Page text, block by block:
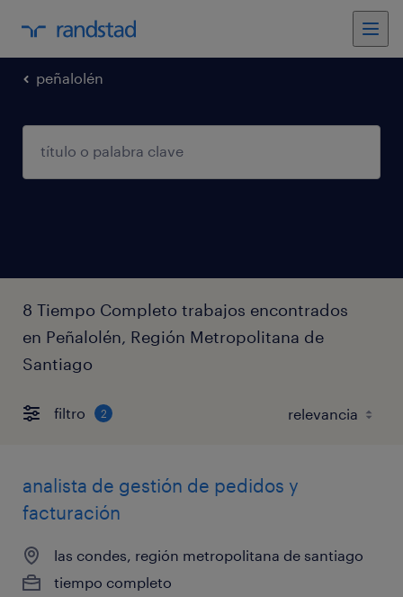
peñalolén
8 Tiempo Completo trabajos encontrados
en Peñalolén, Región Metropolitana de
Santiago
filtro 2
analista de gestión de pedidos y
facturación
las condes, región metropolitana de santiago
tiempo completo